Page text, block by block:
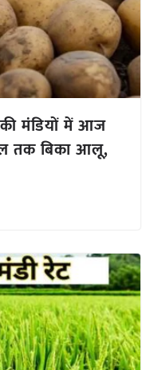
मंडियों में आज
तक बिका आलू,